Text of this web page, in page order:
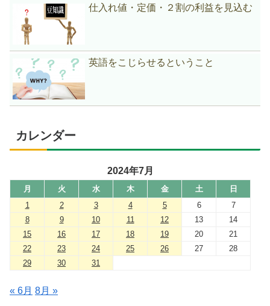
仕入れ値・定価・２割の利益を見込む
英語をこじらせるということ
カレンダー
2024年7月
月 火 水 木 金 土
日
1
2 3 4 5 6
7
8
9 10 11 12 13
14
15
16 17 18 19 20
21
22
23 24 25 26 27
28
29
30 31
« 6月 8月 »